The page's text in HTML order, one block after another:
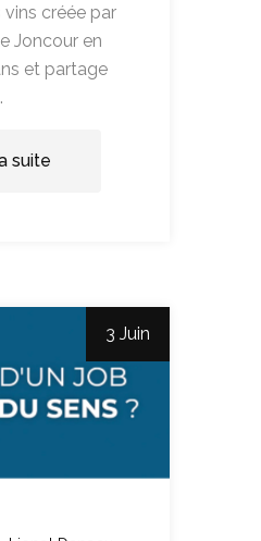
créée par
Joncour en
et partage
suite
3 Juin